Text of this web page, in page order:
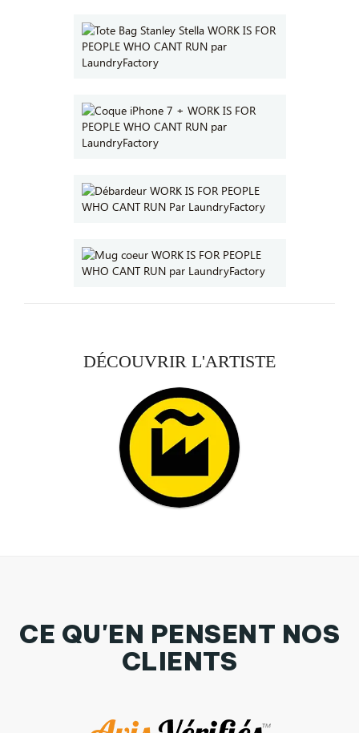
DÉCOUVRIR L'ARTISTE
CE QU'EN PENSENT NOS
CLIENTS